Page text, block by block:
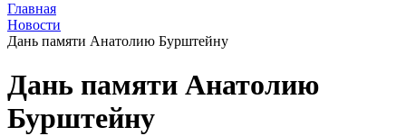
Главная
Новости
Дань памяти Анатолию Бурштейну
Дань памяти Анатолию
Бурштейну